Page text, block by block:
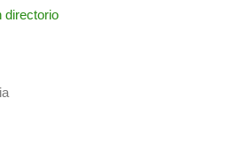
directorio